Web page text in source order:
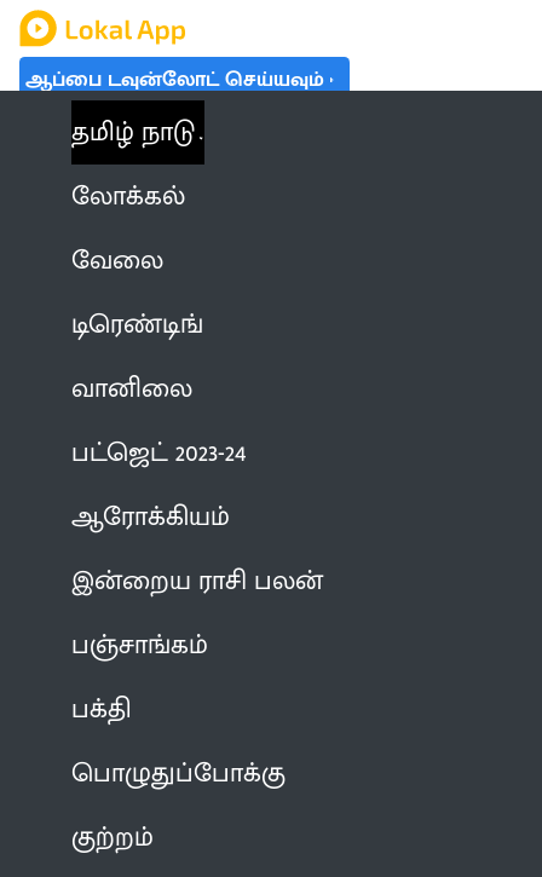
ஆப்பை டவுன்லோட் செய்யவும்
தமிழ் நாடு
லோக்கல்
வேலை
டிரெண்டிங்
வானிலை
பட்ஜெட் 2023-24
ஆரோக்கியம்
இன்றைய ராசி பலன்
பஞ்சாங்கம்
பக்தி
பொழுதுப்போக்கு
குற்றம்